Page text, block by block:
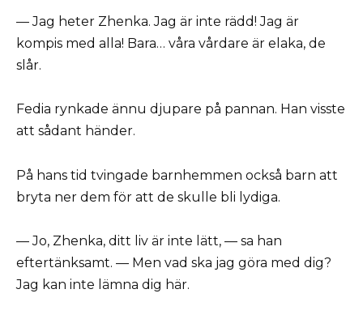
— Jag heter Zhenka. Jag är inte rädd! Jag är
kompis med alla! Bara… våra vårdare är elaka, de
slår.
Fedia rynkade ännu djupare på pannan. Han visste
att sådant händer.
På hans tid tvingade barnhemmen också barn att
bryta ner dem för att de skulle bli lydiga.
— Jo, Zhenka, ditt liv är inte lätt, — sa han
eftertänksamt. — Men vad ska jag göra med dig?
Jag kan inte lämna dig här.